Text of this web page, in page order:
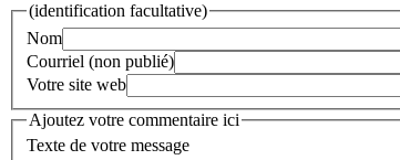
(identification facultative)
Nom
Courriel (non publié)
Votre site web
Ajoutez votre commentaire ici
Texte de votre message